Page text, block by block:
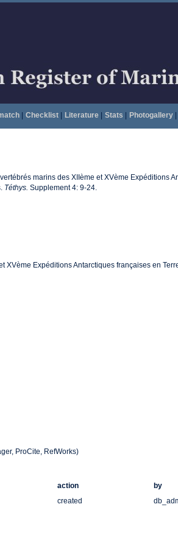
| Checklist| Literature| Stats Photogallery|
marins des XIIème et XVème Expéditions
Téthys. Supplement 4: 9-24.
XVème Expéditions Antarctiques françaises en
ProCite, RefWorks)
action
by
created